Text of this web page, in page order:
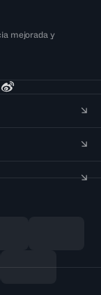
mejorada y